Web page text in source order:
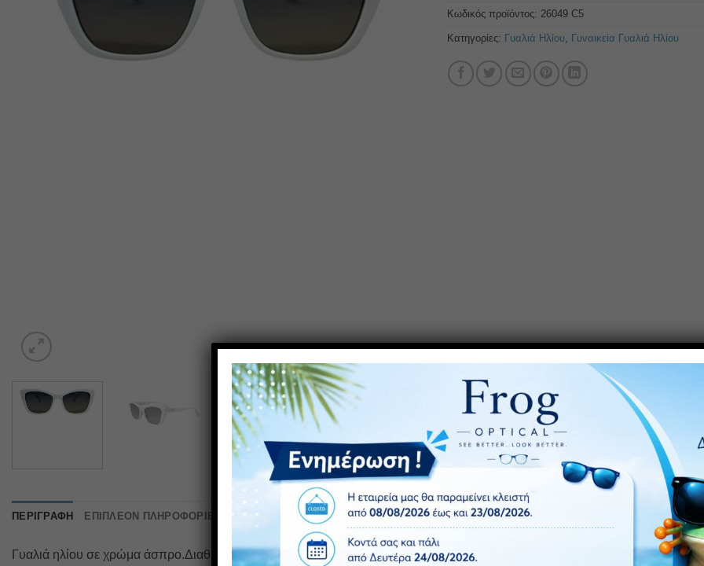
Κωδικός προϊόντος: 26049 C5
Κατηγορίες: Γυαλιά Ηλίου, Γυναικεία Γυαλιά Ηλίου
ΠΕΡΙΓΡΑΦΉ ΕΠΙΠΛΈΟΝ ΠΛΗΡΟΦΟΡΊΕΣ ΑΞΙΟΛΟΓΉΣΕΙΣ (0)
Γυαλιά ηλίου σε χρώμα άσπρο.Διαθέτει προστασία UV400 και Polarized φακό.Πολωτικά γυαλιά ηλίου: προσφέρουν μια